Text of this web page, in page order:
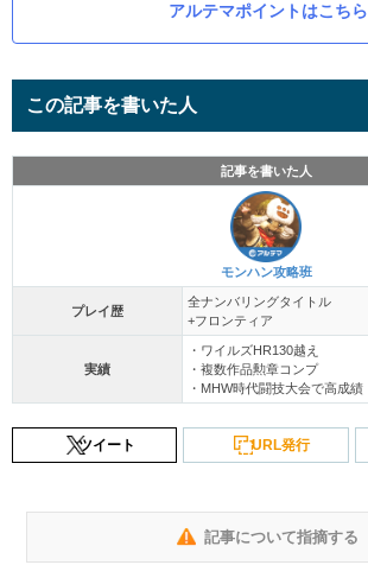
アルテマポイントはこちら
この記事を書いた人
記事を書いた人
モンハン攻略班
プレイ歴
全ナンバリングタイトル
+フロンティア
実績
・ワイルズHR130越え
・複数作品勲章コンプ
・MHW時代闘技大会で高成績
ツイート URL発行
記事について指摘する